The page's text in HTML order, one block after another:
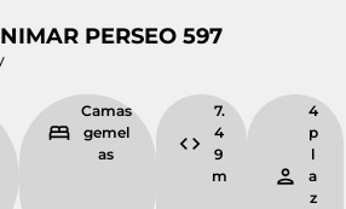
PERSEO 597
Camas
gemel
as
7.
4
9
m
4
p
l
a
z